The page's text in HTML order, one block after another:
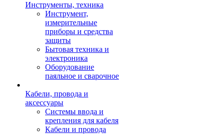
Инструменты, техника
Инструмент,
измерительные
приборы и средства
защиты
Бытовая техника и
электроника
Оборудование
паяльное и сварочное
Кабели, провода и
аксессуары
Системы ввода и
крепления для кабеля
Кабели и провода